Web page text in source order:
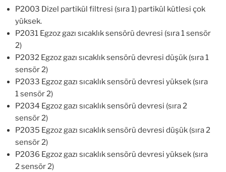
P2003 Dizel partikül filtresi (sıra 1) partikül kütlesi çok
yüksek.
P2031 Egzoz gazı sıcaklık sensörü devresi (sıra 1 sensör
2)
P2032 Egzoz gazı sıcaklık sensörü devresi düşük (sıra 1
sensör 2)
P2033 Egzoz gazı sıcaklık sensörü devresi yüksek (sıra
1 sensör 2)
P2034 Egzoz gazı sıcaklık sensörü devresi (sıra 2
sensör 2)
P2035 Egzoz gazı sıcaklık sensörü devresi düşük (sıra 2
sensör 2)
P2036 Egzoz gazı sıcaklık sensörü devresi yüksek (sıra
2 sensör 2)